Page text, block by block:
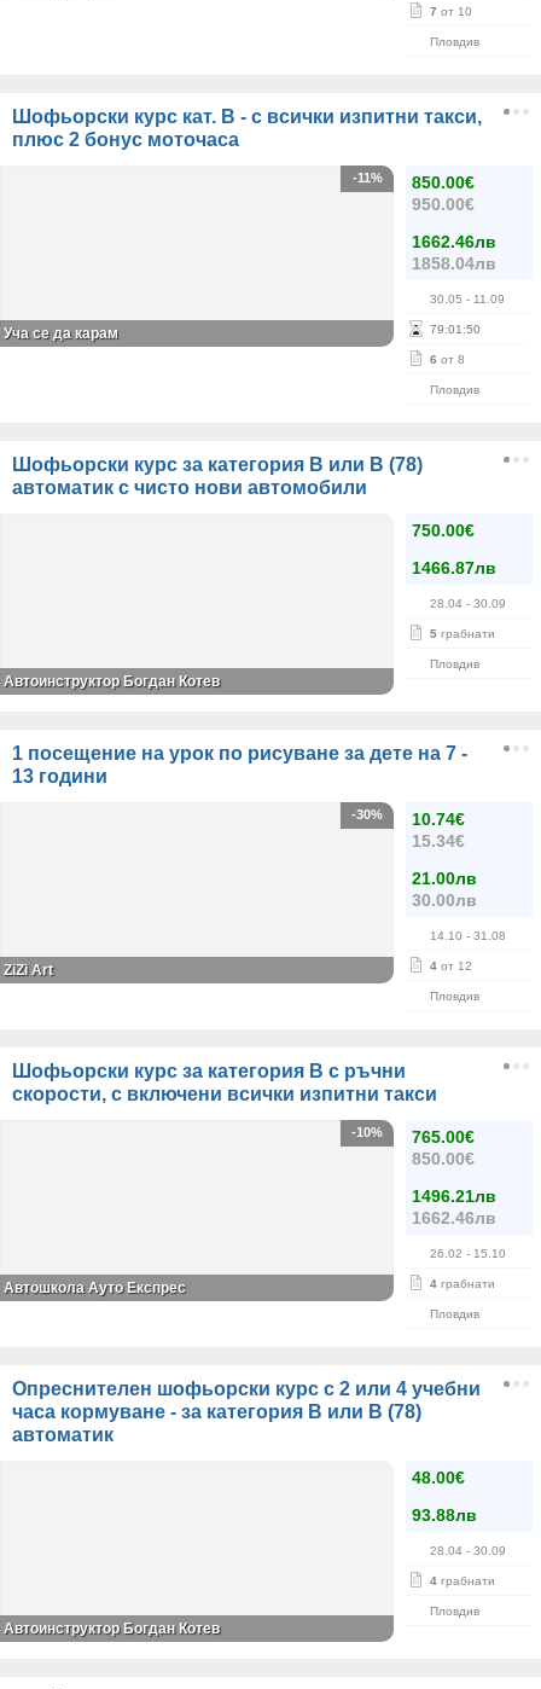
7 от 10
Пловдив
Шофьорски курс кат. B - с всички изпитни такси,
плюс 2 бонус моточаса
850.00€
950.00€
1662.46лв
1858.04лв
30.05 - 11.09
79:01 :50
6 от 8
Пловдив
-11%
Уча се да карам
Шофьорски курс за категория В или B (78)
автоматик с чисто нови автомобили
750.00€
1466.87лв
28.04 - 30.09
5 грабнати
Пловдив
Автоинструктор Богдан Котев
1 посещение на урок по рисуване за дете на 7 -
13 години
10.74€
15.34€
21.00лв
30.00лв
14.10 - 31.08
4 от 12
Пловдив
-30%
ZiZi Art
Шофьорски курс за категория B с ръчни
скорости, с включени всички изпитни такси
765.00€
850.00€
1496.21лв
1662.46лв
26.02 - 15.10
4 грабнати
Пловдив
-10%
Автошкола Ауто Експрес
Опреснителен шофьорски курс с 2 или 4 учебни
часа кормуване - за категория В или B (78)
автоматик
48.00€
93.88лв
28.04 - 30.09
4 грабнати
Пловдив
Автоинструктор Богдан Котев